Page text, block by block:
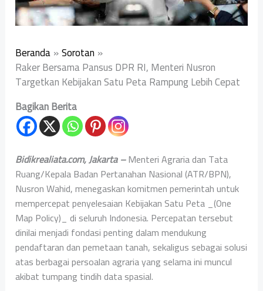
Beranda Sorotan
Raker Bersama Pansus DPR RI, Menteri Nusron
Targetkan Kebijakan Satu Peta Rampung Lebih Cepat
Bagikan Berita
Bidikrealiata.com, Jakarta –Menteri Agraria dan Tata
Ruang/Kepala Badan Pertanahan Nasional (ATR/BPN),
Nusron Wahid, menegaskan komitmen pemerintah untuk
mempercepat penyelesaian Kebijakan Satu Peta _(One
Map Policy)_ di seluruh Indonesia. Percepatan tersebut
dinilai menjadi fondasi penting dalam mendukung
pendaftaran dan pemetaan tanah, sekaligus sebagai solusi
atas berbagai persoalan agraria yang selama ini muncul
akibat tumpang tindih data spasial.